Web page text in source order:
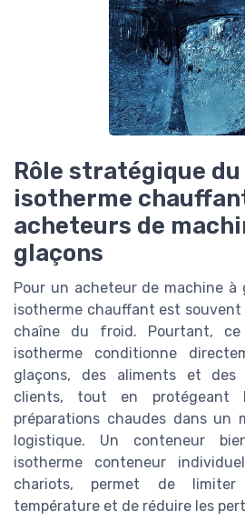
Rôle stratégique
isotherme
acheteurs de
glaçons
Pour un acheteur de machine à
isotherme chauffant est souvent
chaîne du froid. Pourtant,
isotherme conditionne
glaçons, des aliments et des
clients, tout en protégeant
préparations chaudes dans un
logistique. Un conteneur
isotherme conteneur
chariots, permet de
température et de réduire les